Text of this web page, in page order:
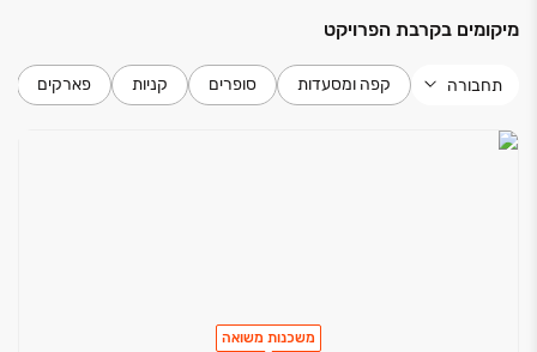
מיקומים בקרבת הפרויקט
תחבורה קפה ומסעדות סופרים קניות פארקים
משכנות משואה